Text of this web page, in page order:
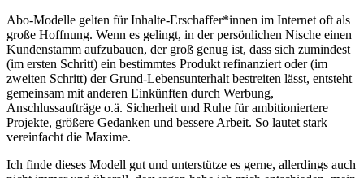
Abo-Modelle gelten für Inhalte-Erschaffer*innen im Internet oft als
große Hoffnung. Wenn es gelingt, in der persönlichen Nische einen
Kundenstamm aufzubauen, der groß genug ist, dass sich zumindest
(im ersten Schritt) ein bestimmtes Produkt refinanziert oder (im
zweiten Schritt) der Grund-Lebensunterhalt bestreiten lässt, entsteht
gemeinsam mit anderen Einkünften durch Werbung,
Anschlussaufträge o.ä. Sicherheit und Ruhe für ambitioniertere
Projekte, größere Gedanken und bessere Arbeit. So lautet stark
vereinfacht die Maxime.
Ich finde dieses Modell gut und unterstütze es gerne, allerdings auch